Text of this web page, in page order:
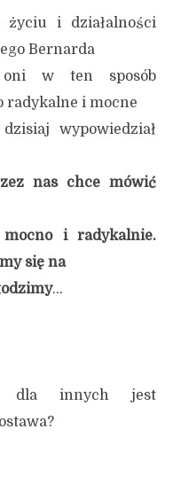
i działalności
Bernarda
w ten sposób
radykalne i mocne
wypowiedział
nas chce mówić
i radykalnie.
się na
…
dla innych jest